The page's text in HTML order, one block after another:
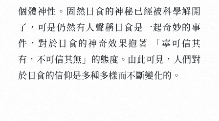
個體神性。固然日食的神秘已經被科學解開
了，可是仍然有人聲稱日食是一起奇妙的事
件，對於日食的神奇效果抱著 「寧可信其
有，不可信其無」的態度。由此可見，人們對
於日食的信仰是多種多樣而不斷變化的。